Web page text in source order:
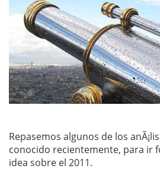
Repasemos algunos de los
conocido recientemente, para ir
idea sobre el 2011.